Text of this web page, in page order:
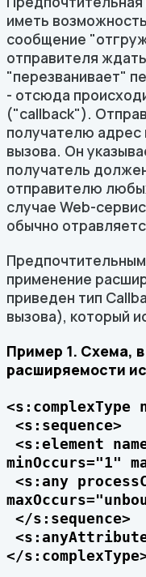
иметь
сообщение
отправителя
"перезванивает"
- отсюда
("callback").
получателю адрес
вызова. Он
получатель
отправителю
случае Web-
обычно
применение
приведен тип
вызова), который
Пример 1. Схема,
расширяемости
<s:complexType
<s:sequence>
<s:element
minOccurs="1"
<s:any
</s:sequence>
</